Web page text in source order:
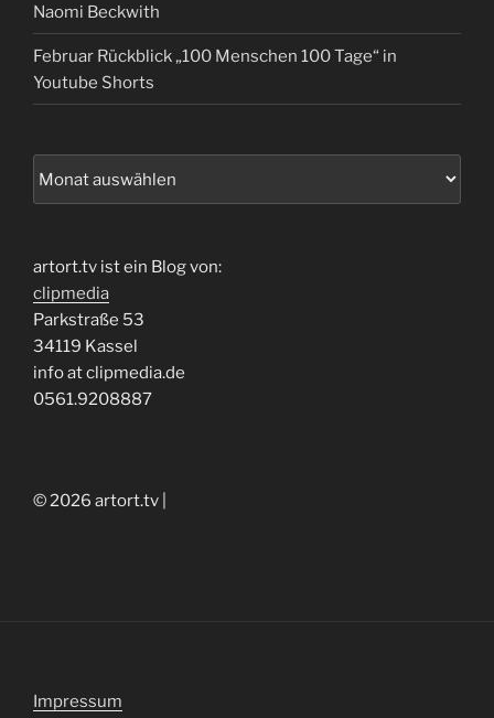
Naomi Beckwith
Februar Rückblick „100 Menschen 100 Tage“ in
Youtube Shorts
artort.tv ist ein Blog von:
clipmedia
Parkstraße 53
34119 Kassel
info at clipmedia.de
0561.9208887
© 2026 artort.tv |
Impressum